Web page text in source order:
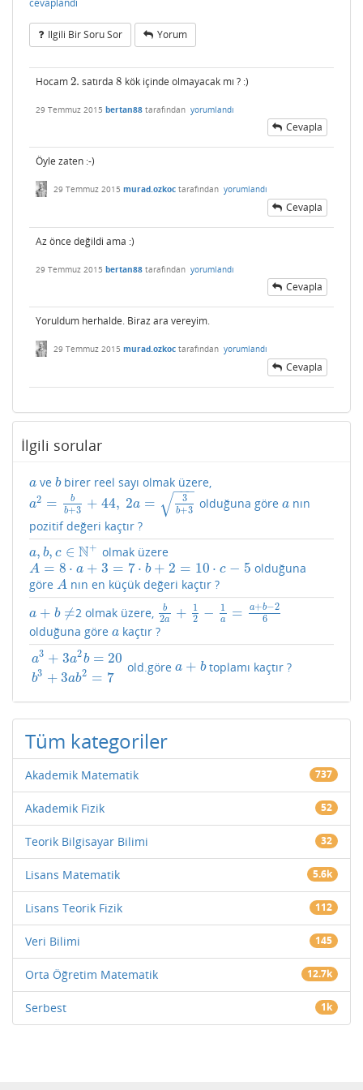
Ilgili Bir Soru Sor Yorum
Hocam2.
2. satırda8
8 kök içinde olmayacak mı ? :)
29 Temmuz 2015 bertan88 tarafından yorumlandı
Cevapla
Öyle zaten :-)
29 Temmuz 2015 murad.ozkoc tarafından yorumlandı
Cevapla
Az önce değildi ama :)
29 Temmuz 2015 bertan88 tarafından yorumlandı
Cevapla
Yoruldum herhalde. Biraz ara vereyim.
29 Temmuz 2015 murad.ozkoc tarafından yorumlandı
Cevapla
İlgili sorular
a
ave b
bbirer reel sayı olmak üzere,
a2 =
b
b+3 + 44, 2a = 3
b+3
−−
−
√
a2 =bb +3+ 44, 2a= 3b+ 3 olduğuna göre a
anın
pozitif değeri kaçtır ?
a, b, c ∈ N+
a,b,c ∈ N+ olmak üzere
A = 8 ⋅ a + 3 = 7 ⋅ b + 2 = 10 ⋅ c − 5
A= 8⋅a + 3 =7 ⋅b+2 =10 ⋅c − 5
olduğuna
göre A
A nın en küçük değeri kaçtır ?
a + b ≠
a+b≠ 2 olmak üzere, b
2a +
1
2 − 1
a = a+b−2
6
b2 a+1 2− 1a =a +b −26
olduğuna göre a
akaçtır ?
a3 + 3a2b = 20
b3 + 3ab2 = 7
a3 3 2b= 20 +3 ab2=7
old.göre a + b
a+b toplamı kaçtır ?
Tüm kategoriler
Akademik Matematik 737
Akademik Fizik 52
Teorik Bilgisayar Bilimi 32
Lisans Matematik 5.6k
Lisans Teorik Fizik 112
Veri Bilimi 145
Orta Öğretim Matematik 12.7k
Serbest 1k